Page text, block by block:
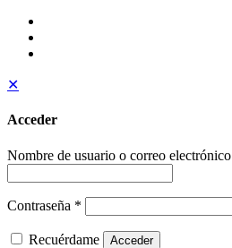
✕
Acceder
Nombre de usuario o correo electrónico
Contraseña *
Recuérdame Acceder